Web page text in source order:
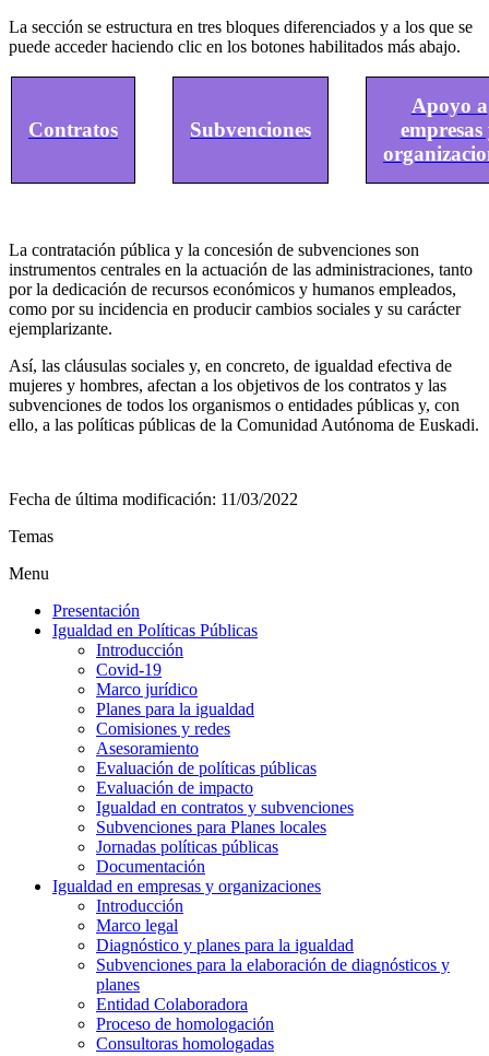
La sección se estructura en tres bloques diferenciados y a los que se
puede acceder haciendo clic en los botones habilitados más abajo.
Contratos Subvenciones
Apoyo a
empresas
La contratación pública y la concesión de subvenciones son
instrumentos centrales en la actuación de las administraciones, tanto
por la dedicación de recursos económicos y humanos empleados,
como por su incidencia en producir cambios sociales y su carácter
ejemplarizante.
Así, las cláusulas sociales y, en concreto, de igualdad efectiva de
mujeres y hombres, afectan a los objetivos de los contratos y las
subvenciones de todos los organismos o entidades públicas y, con
ello, a las políticas públicas de la Comunidad Autónoma de Euskadi.
Fecha de última modificación: 11/03/2022
Temas
Menu
Presentación
Igualdad en Políticas Públicas
Introducción
Covid-19
Marco jurídico
Planes para la igualdad
Comisiones y redes
Asesoramiento
Evaluación de políticas públicas
Evaluación de impacto
Igualdad en contratos y subvenciones
Subvenciones para Planes locales
Jornadas políticas públicas
Documentación
Igualdad en empresas y organizaciones
Introducción
Marco legal
Diagnóstico y planes para la igualdad
Subvenciones para la elaboración de diagnósticos y
planes
Entidad Colaboradora
Proceso de homologación
Consultoras homologadas